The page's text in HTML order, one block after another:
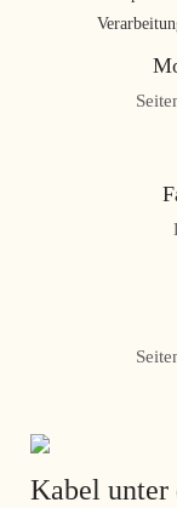
Kabel unter